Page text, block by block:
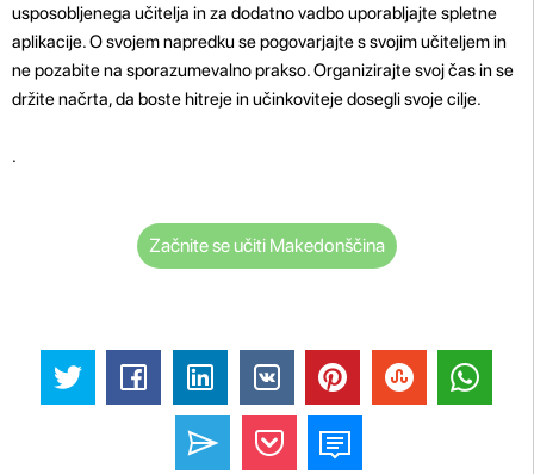
usposobljenega učitelja in za dodatno vadbo uporabljajte spletne
aplikacije. O svojem napredku se pogovarjajte s svojim učiteljem in
ne pozabite na sporazumevalno prakso. Organizirajte svoj čas in se
držite načrta, da boste hitreje in učinkoviteje dosegli svoje cilje.
.
Začnite se učiti Makedonščina